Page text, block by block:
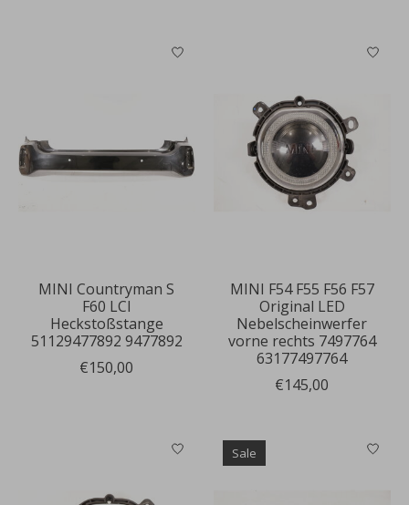
MINI Countryman S
F60 LCI
Heckstoßstange
51129477892 9477892
€150,00
MINI F54 F55 F56 F57
Original LED
Nebelscheinwerfer
vorne rechts 7497764
63177497764
€145,00
Sale